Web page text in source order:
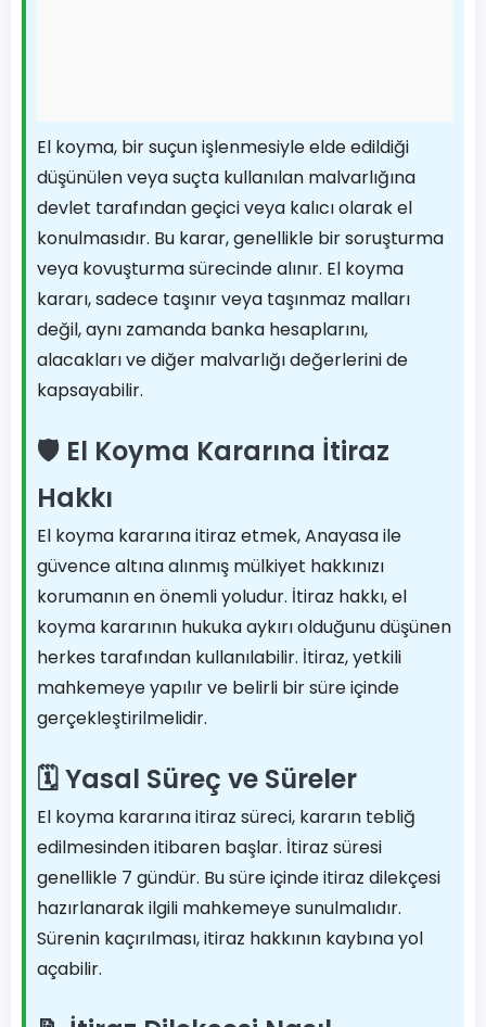
El koyma, bir suçun işlenmesiyle elde edildiği
düşünülen veya suçta kullanılan malvarlığına
devlet tarafından geçici veya kalıcı olarak el
konulmasıdır. Bu karar, genellikle bir soruşturma
veya kovuşturma sürecinde alınır. El koyma
kararı, sadece taşınır veya taşınmaz malları
değil, aynı zamanda banka hesaplarını,
alacakları ve diğer malvarlığı değerlerini de
kapsayabilir.
🛡️ El Koyma Kararına İtiraz
Hakkı
El koyma kararına itiraz etmek, Anayasa ile
güvence altına alınmış mülkiyet hakkınızı
korumanın en önemli yoludur. İtiraz hakkı, el
koyma kararının hukuka aykırı olduğunu düşünen
herkes tarafından kullanılabilir. İtiraz, yetkili
mahkemeye yapılır ve belirli bir süre içinde
gerçekleştirilmelidir.
🗓️ Yasal Süreç ve Süreler
El koyma kararına itiraz süreci, kararın tebliğ
edilmesinden itibaren başlar. İtiraz süresi
genellikle 7 gündür. Bu süre içinde itiraz dilekçesi
hazırlanarak ilgili mahkemeye sunulmalıdır.
Sürenin kaçırılması, itiraz hakkının kaybına yol
açabilir.